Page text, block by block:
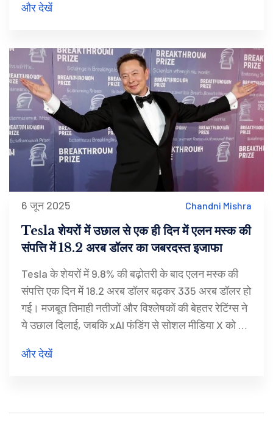
बहस छेड़ दी है।
और देखें
6 जून 2025 Chandni Mishra
Tesla शेयरों में उछाल से एक ही दिन में एलन मस्क की
संपत्ति में 18.2 अरब डॉलर का जबरदस्त इजाफा
Tesla के शेयरों में 9.8% की बढ़ोतरी के बाद एलन मस्क की
संपत्ति एक दिन में 18.2 अरब डॉलर बढ़कर 335 अरब डॉलर हो
गई। मजबूत तिमाही नतीजों और विश्लेषकों की बेहतर रेटिंग्स ने
ये उछाल दिलाई, जबकि xAI फंडिंग से सोशल मीडिया X को भी
और देखें